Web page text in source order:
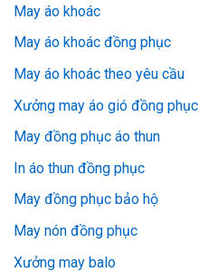
May áo khoác
May áo khoác đồng phục
May áo khoác theo yêu cầu
Xưởng may áo gió đồng phục
May đồng phục áo thun
In áo thun đồng phục
May đồng phục bảo hộ
May nón đồng phục
Xưởng may balo